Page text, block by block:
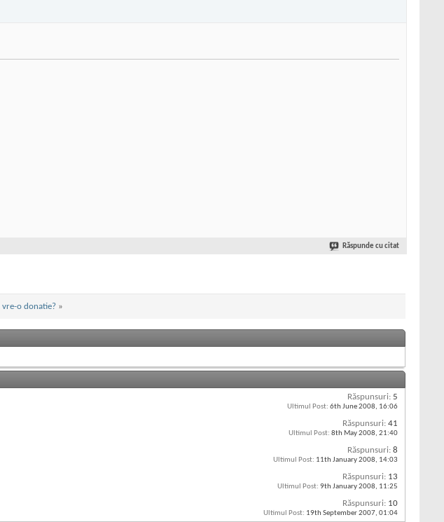
Răspunde cu citat
o donatie? »
Răspunsuri: 5
Ultimul Post: 6th June 2008, 16:06
Răspunsuri: 41
Ultimul Post: 8th May 2008, 21:40
Răspunsuri: 8
Ultimul Post: 11th January 2008, 14:03
Răspunsuri: 13
Ultimul Post: 9th January 2008, 11:25
Răspunsuri: 10
Ultimul Post: 19th September 2007, 01:04